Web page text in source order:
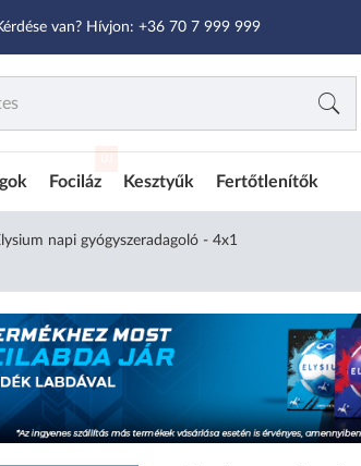
van? Hívjon: +36 70 7 999 999
Fociláz Kesztyűk Fertőtlenítők
napi gyógyszeradagoló - 4x1